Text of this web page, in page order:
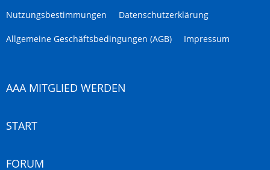
Nutzungsbestimmungen Datenschutzerklärung
Allgemeine Geschäftsbedingungen (AGB) Impressum
AAA MITGLIED WERDEN
START
FORUM